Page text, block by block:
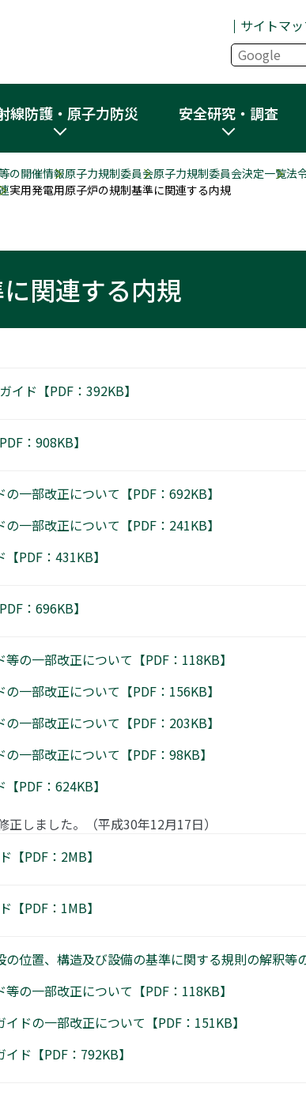
サイトマ
線防護・原子力防災 安全研究・調査
の開催情報原子力規制委員会原子力規制委員会決定一覧法
実用発電用原子炉の規制基準に関連する内規
関連する内規
ド【PDF：392KB】
：908KB】
一部改正について【PDF：692KB】
一部改正について【PDF：241KB】
PDF：431KB】
：696KB】
の一部改正について【PDF：118KB】
一部改正について【PDF：156KB】
一部改正について【PDF：203KB】
一部改正について【PDF：98KB】
PDF：624KB】
しました。（平成30年12月17日）
【PDF：2MB】
【PDF：1MB】
位置、構造及び設備の基準に関する規則の解釈等
の一部改正について【PDF：118KB】
ドの一部改正について【PDF：151KB】
ド【PDF：792KB】